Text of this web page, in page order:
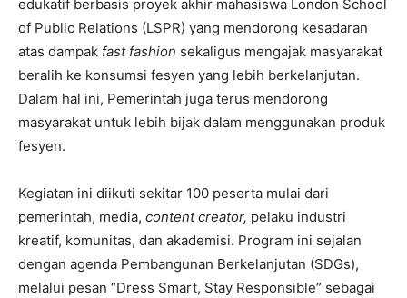
edukatif berbasis proyek akhir mahasiswa London School
of Public Relations (LSPR) yang mendorong kesadaran
atas dampak fast fashion sekaligus mengajak masyarakat
beralih ke konsumsi fesyen yang lebih berkelanjutan.
Dalam hal ini, Pemerintah juga terus mendorong
masyarakat untuk lebih bijak dalam menggunakan produk
fesyen.
Kegiatan ini diikuti sekitar 100 peserta mulai dari
pemerintah, media, content creator, pelaku industri
kreatif, komunitas, dan akademisi. Program ini sejalan
dengan agenda Pembangunan Berkelanjutan (SDGs),
melalui pesan “Dress Smart, Stay Responsible” sebagai